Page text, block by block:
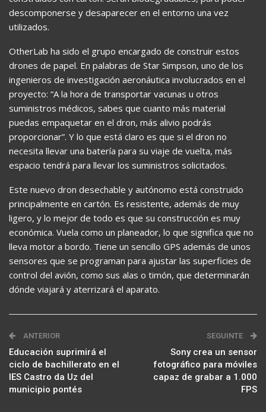
descomponerse y desaparecer en el entorno una vez
utilizados.
OtherLab ha sido el grupo encargado de construir estos
drones de papel. En palabras de Star Simpson, uno de los
ingenieros de investigación aeronáutica involucrados en el
proyecto: “A la hora de transportar vacunas u otros
suministros médicos, sabes que cuanto más material
puedas empaquetar en el dron, más alivio podrás
proporcionar”. Y lo que está claro es que si el dron no
necesita llevar una batería para su viaje de vuelta, más
espacio tendrá para llevar los suministros solicitados.
Este nuevo dron desechable y autónomo está construido
principalmente en cartón. Es resistente, además de muy
ligero, y lo mejor de todo es que su construcción es muy
económica. Vuela como un planeador, lo que significa que no
lleva motor a bordo. Tiene un sencillo GPS además de unos
sensores que se programan para ajustar las superficies de
control del avión, como sus alas o timón, que determinarán
dónde viajará y aterrizará el aparato.
ANTERIOR
Educación suprimirá el
ciclo de bachillerato en el
IES Castro da Uz del
municipio pontés
SEGUINTE
Sony crea un sensor
fotográfico para móviles
capaz de grabar a 1.000
FPS